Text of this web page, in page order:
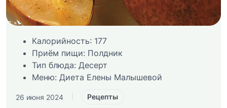
Калорийность: 177
Приём пищи: Полдник
Тип блюда: Десерт
Меню: Диета Елены Малышевой
26 июня 2024 Рецепты